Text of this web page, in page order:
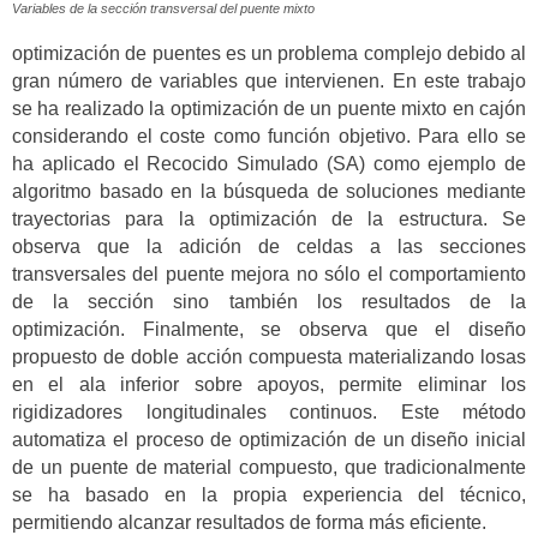
Variables de la sección transversal del puente mixto
optimización de puentes es un problema complejo debido al
gran número de variables que intervienen. En este trabajo
se ha realizado la optimización de un puente mixto en cajón
considerando el coste como función objetivo. Para ello se
ha aplicado el Recocido Simulado (SA) como ejemplo de
algoritmo basado en la búsqueda de soluciones mediante
trayectorias para la optimización de la estructura. Se
observa que la adición de celdas a las secciones
transversales del puente mejora no sólo el comportamiento
de la sección sino también los resultados de la
optimización. Finalmente, se observa que el diseño
propuesto de doble acción compuesta materializando losas
en el ala inferior sobre apoyos, permite eliminar los
rigidizadores longitudinales continuos. Este método
automatiza el proceso de optimización de un diseño inicial
de un puente de material compuesto, que tradicionalmente
se ha basado en la propia experiencia del técnico,
permitiendo alcanzar resultados de forma más eficiente.